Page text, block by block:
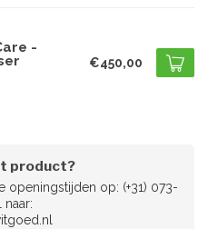
-
€450,00
product?
openingstijden op: (+31) 073-